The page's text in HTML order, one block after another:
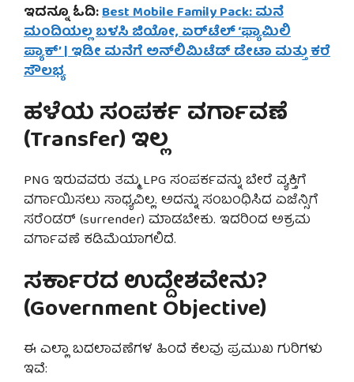
ಇದನ್ನೂ ಓದಿ:Best Mobile Family Pack: ಮನೆ
ಮಂದಿಯಲ್ಲ ಬಳಸಿ ಜಿಯೋ, ಏರ್‌ಟೆಲ್ ‘ಫ್ಯಾಮಿಲಿ
ಪ್ಯಾಕ್’ | ಇಡೀ ಮನೆಗೆ ಅನ್‌ಲಿಮಿಟೆಡ್ ಡೇಟಾ ಮತ್ತು ಕರೆ
ಸೌಲಭ್ಯ
ಹಳೆಯ ಸಂಪರ್ಕ ವರ್ಗಾವಣೆ
(Transfer) ಇಲ್ಲ
PNG ಇರುವವರು ತಮ್ಮ LPG ಸಂಪರ್ಕವನ್ನು ಬೇರೆ ವ್ಯಕ್ತಿಗೆ
ವರ್ಗಾಯಿಸಲು ಸಾಧ್ಯವಿಲ್ಲ. ಅದನ್ನು ಸಂಬಂಧಿಸಿದ ಏಜೆನ್ಸಿಗೆ
ಸರೆಂಡರ್ (surrender) ಮಾಡಬೇಕು. ಇದರಿಂದ ಅಕ್ರಮ
ವರ್ಗಾವಣೆ ಕಡಿಮೆಯಾಗಲಿದೆ.
ಸರ್ಕಾರದ ಉದ್ದೇಶವೇನು?
(Government Objective)
ಈ ಎಲ್ಲಾ ಬದಲಾವಣೆಗಳ ಹಿಂದೆ ಕೆಲವು ಪ್ರಮುಖ ಗುರಿಗಳು
ಇವೆ: